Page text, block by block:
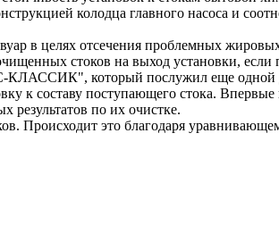
колодца главного насоса и
целях отсечения проблемных жировых
стоков на выход установки, если
который послужил еще одной
поступающего стока. Впервые
результатов по их очистке.
это благодаря